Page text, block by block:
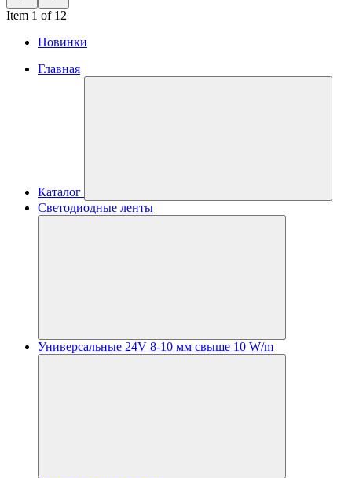
Item 1 of 12
Новинки
Главная
Каталог
Светодиодные ленты
Универсальные 24V 8-10 мм свыше 10 W/m